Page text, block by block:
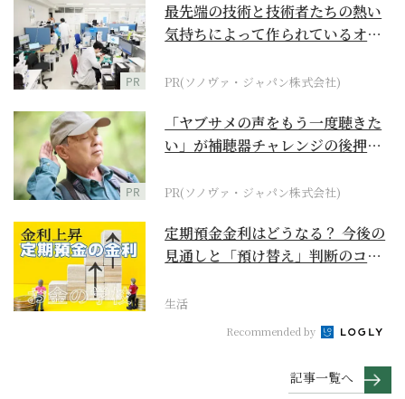
PR
最先端の技術と技術者たちの熱い
気持ちによって作られているオー
PR(ソノヴァ・ジャパン株式会社)
PR
「ヤブサメの声をもう一度聴きた
い」が補聴器チャレンジの後押し
PR(ソノヴァ・ジャパン株式会社)
定期預金金利はどうなる？ 今後の
見通しと「預け替え」判断のコツ
生活
Recommended by
記事一覧へ